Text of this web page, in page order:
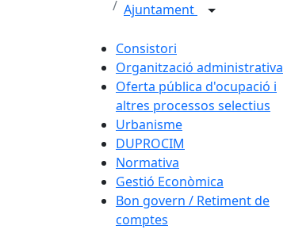
Ajuntament
Consistori
Organització administrativa
Oferta pública d'ocupació i
altres processos selectius
Urbanisme
DUPROCIM
Normativa
Gestió Econòmica
Bon govern / Retiment de
comptes